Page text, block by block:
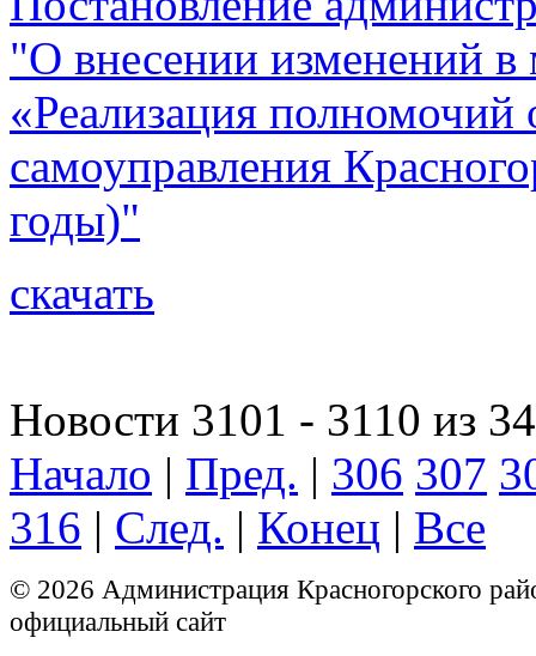
"О внесении изменений
«Реализация полномочий
самоуправления
годы)"
скачать
Новости 3101 - 3110 из
Начало | Пред. | 306 307
316 | След. | Конец | Все
© 2026 Администрация Красногорского
официальный сайт